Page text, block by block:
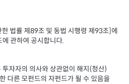
법률 제89조 및 동법 시행령 제93조]에
관하여 공시합니다.
자자의 의사와 상관없이 해지(청산)
다른 모펀드의 자펀드가 될 수 있음을